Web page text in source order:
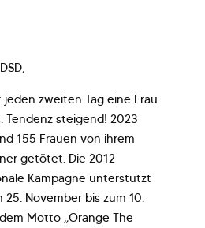
zweiten Tag eine Frau
Tendenz steigend! 2023
155 Frauen von ihrem
getötet. Die 2012
Kampagne unterstützt
November bis zum 10.
Motto „Orange The